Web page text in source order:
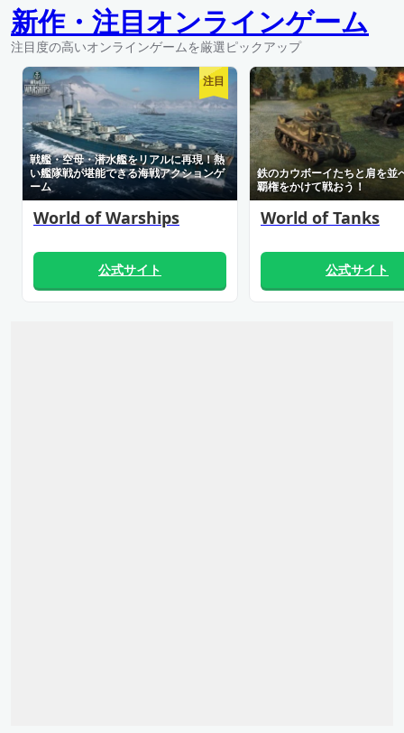
新作・注目オンラインゲーム
注目度の高いオンラインゲームを厳選ピックアップ
World of Warships
戦艦・空母・潜水艦をリアルに再現！熱
い艦隊戦が堪能できる海戦アクションゲ
ーム
注目
公式サイト
World of Tanks
鉄のカウボーイたちと肩を並
覇権をかけて戦おう！
公式サイト